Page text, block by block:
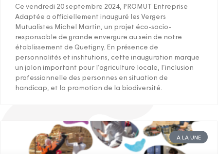
Ce vendredi 20 septembre 2024, PROMUT Entreprise
Adaptée a officiellement inauguré les Vergers
Mutualistes Michel Martin, un projet éco-socio-
responsable de grande envergure au sein de notre
établissement de Quetigny. En présence de
personnalités et institutions, cette inauguration marque
un jalon important pour l’agriculture locale, l’inclusion
professionnelle des personnes en situation de
handicap, et la promotion de la biodiversité.
A LA UNE